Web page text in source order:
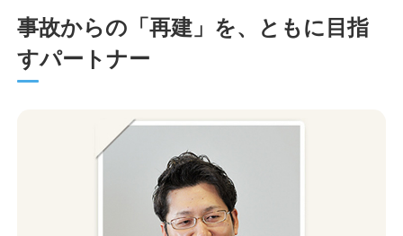
事故からの「再建」を、ともに目指
すパートナー